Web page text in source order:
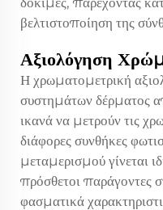
βελτιστοποίηση της
Αξιολόγηση
Η χρωματομετρική
συστημάτων δέρματος
ικανά να μετρούν τις
διάφορες συνθήκες
μεταμερισμού γίνεται
πρόσθετοι παράγοντες
φασματικά